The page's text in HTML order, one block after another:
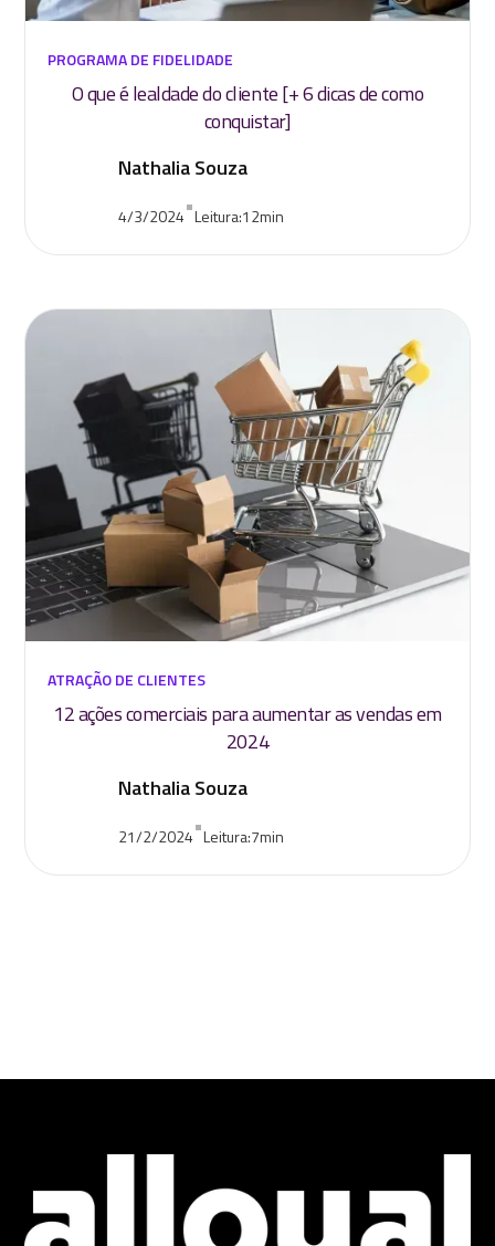
PROGRAMA DE FIDELIDADE
O que é lealdade do cliente [+ 6 dicas de como
conquistar]
Nathalia Souza
4/3/2024•Leitura:12min
ATRAÇÃO DE CLIENTES
12 ações comerciais para aumentar as vendas em
2024
Nathalia Souza
21/2/2024•Leitura:7min